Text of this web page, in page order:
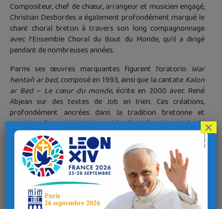
Compositeur, chef de chœur, arrangeur et musicien engagé,
Christian Desbordes a également profondément marqué le
chant choral breton à travers son long compagnonnage
avec l’Ensemble Choral du Bout du Monde, qu’il a dirigé
pendant de nombreuses années.
Parmi ses œuvres marquantes figurent l’oratorio War
hentañ ar bed, composé en 1993, ainsi que la cantate Kalon
ar Bed – Le cœur du monde, écrite en 2000 avec René
Abjean sur des textes de Job an Irien. Ces créations,
profondément ancrées dans la tradition bretonne et
nourries d’une inspiration spirituelle, témoignent de la
richesse et de la fécondité de son œuvre.
Mais son parcours ne saurait se limiter à quelques titres :
compositions liturgiques, arrangements de chants
traditionnels, créations chorales… il aura constamment
œuvré à faire vivre une musique exigeante, accessible et
profondément enracinée.
×